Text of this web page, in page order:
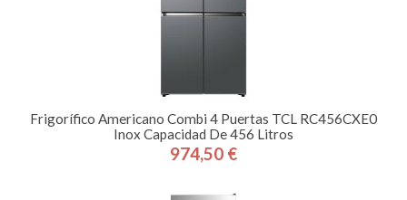
Frigorífico Americano Combi 4 Puertas TCL RC456CXE0
Inox Capacidad De 456 Litros
Precio
974,50 €